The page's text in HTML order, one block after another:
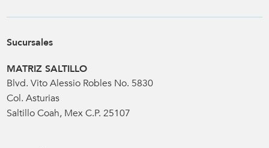
Sucursales
MATRIZ SALTILLO
Blvd. Vito Alessio Robles No. 5830
Col. Asturias
Saltillo Coah, Mex C.P. 25107